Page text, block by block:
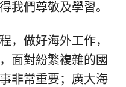
我們尊敬及學習。
，做好海外工作，
面對紛繁複雜的國
非常重要；廣大海